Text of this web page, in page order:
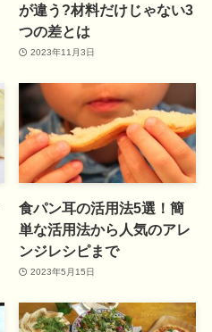
が違う?材料だけじゃない3
つの差とは
2023年11月3日
食パン耳の活用法5選！簡
単な活用法から人気のアレ
ンジレシピまで
2023年5月15日